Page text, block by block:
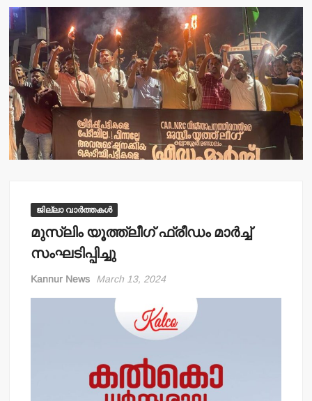
ജില്ലാ വാർത്തകൾ
മുസ്ലിം യൂത്ത്‌ലീഗ് ഫ്രീഡം മാര്‍ച്ച്
സംഘടിപ്പിച്ചു
Kannur News March 13, 2024